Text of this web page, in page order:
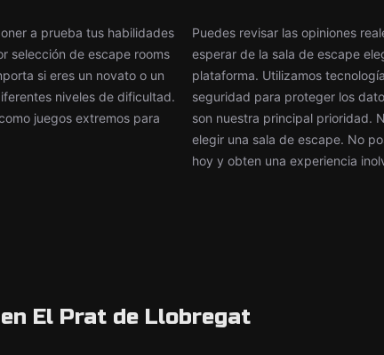
a prueba tus habilidades
selección de escape rooms
si eres un novato o un
niveles de dificultad.
juegos extremos para
Puedes revisar las opiniones
esperar de la sala de escape
plataforma. Utilizamos
seguridad para proteger los
son nuestra principal prioridad.
elegir una sala de escape. No
hoy y obten una experiencia
El Prat de Llobregat